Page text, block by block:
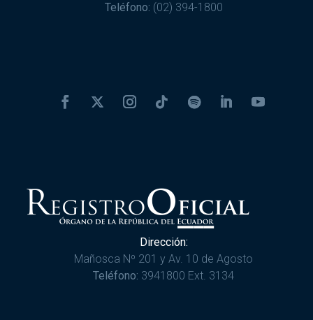
Teléfono: (02) 394-1800
Dirección:
Mañosca Nº 201 y Av. 10 de Agosto
Teléfono: 3941800 Ext. 3134